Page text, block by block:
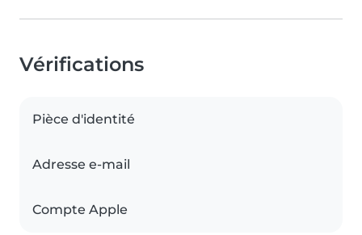
Vérifications
Pièce d'identité
Adresse e-mail
Compte Apple